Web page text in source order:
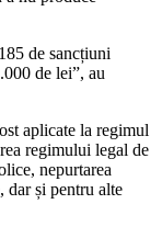
de sancțiuni
de lei”, au
aplicate la regimul
regimului legal de
nepurtarea
dar și pentru alte